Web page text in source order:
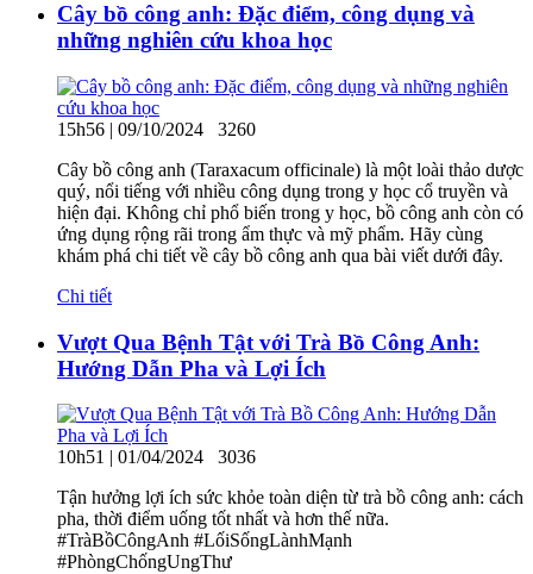
Cây bồ công anh: Đặc điểm, công dụng và
những nghiên cứu khoa học
15h56 | 09/10/2024 3260
Cây bồ công anh (Taraxacum officinale) là một loài thảo dược
quý, nổi tiếng với nhiều công dụng trong y học cổ truyền và
hiện đại. Không chỉ phổ biến trong y học, bồ công anh còn có
ứng dụng rộng rãi trong ẩm thực và mỹ phẩm. Hãy cùng
khám phá chi tiết về cây bồ công anh qua bài viết dưới đây.
Chi tiết
Vượt Qua Bệnh Tật với Trà Bồ Công Anh:
Hướng Dẫn Pha và Lợi Ích
10h51 | 01/04/2024 3036
Tận hưởng lợi ích sức khỏe toàn diện từ trà bồ công anh: cách
pha, thời điểm uống tốt nhất và hơn thế nữa.
#TràBồCôngAnh #LốiSốngLànhMạnh
#PhòngChốngUngThư